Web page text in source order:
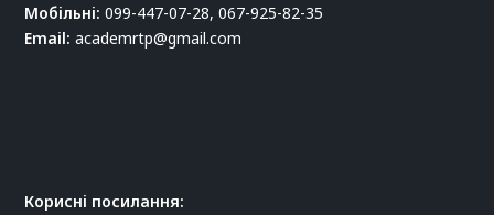
Мобільні: 099-447-07-28, 067-925-82-35
Email: academrtp@gmail.com
Корисні посилання: